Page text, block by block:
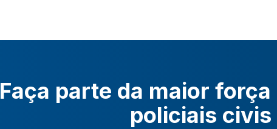
Faça parte da maior
policiais civis